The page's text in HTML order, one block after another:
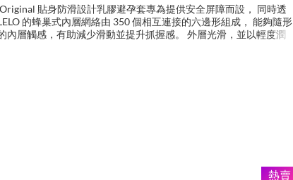
貼身防滑設計乳膠避孕套專為提供安全屏障而設， 同時透
的蜂巢式內層網絡由 350 個相互連接的六邊形組成， 能夠隨形
內層觸感，有助減少滑動並提升抓握感。 外層光滑，並以輕度潤